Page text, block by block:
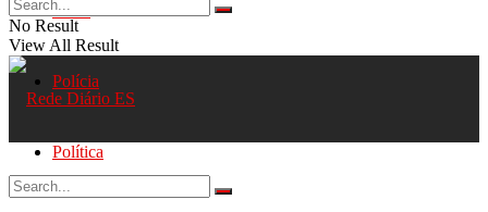
Geral
Polícia
Política
No Result
View All Result